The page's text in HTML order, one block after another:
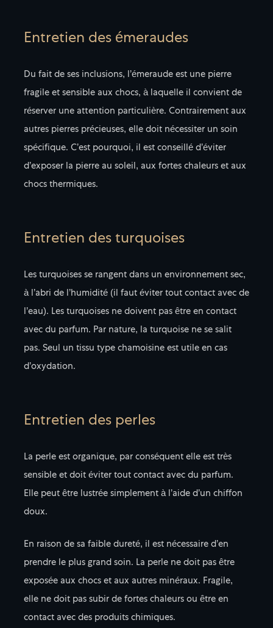
Entretien des émeraudes
Du fait de ses inclusions, l’émeraude est une pierre
fragile et sensible aux chocs, à laquelle il convient de
réserver une attention particulière. Contrairement aux
autres pierres précieuses, elle doit nécessiter un soin
spécifique. C’est pourquoi, il est conseillé d’éviter
d’exposer la pierre au soleil, aux fortes chaleurs et aux
chocs thermiques.
Entretien des turquoises
Les turquoises se rangent dans un environnement sec,
à l’abri de l’humidité (il faut éviter tout contact avec de
l’eau). Les turquoises ne doivent pas être en contact
avec du parfum. Par nature, la turquoise ne se salit
pas. Seul un tissu type chamoisine est utile en cas
d’oxydation.
Entretien des perles
La perle est organique, par conséquent elle est très
sensible et doit éviter tout contact avec du parfum.
Elle peut être lustrée simplement à l’aide d’un chiffon
doux.
En raison de sa faible dureté, il est nécessaire d’en
prendre le plus grand soin. La perle ne doit pas être
exposée aux chocs et aux autres minéraux. Fragile,
elle ne doit pas subir de fortes chaleurs ou être en
contact avec des produits chimiques.